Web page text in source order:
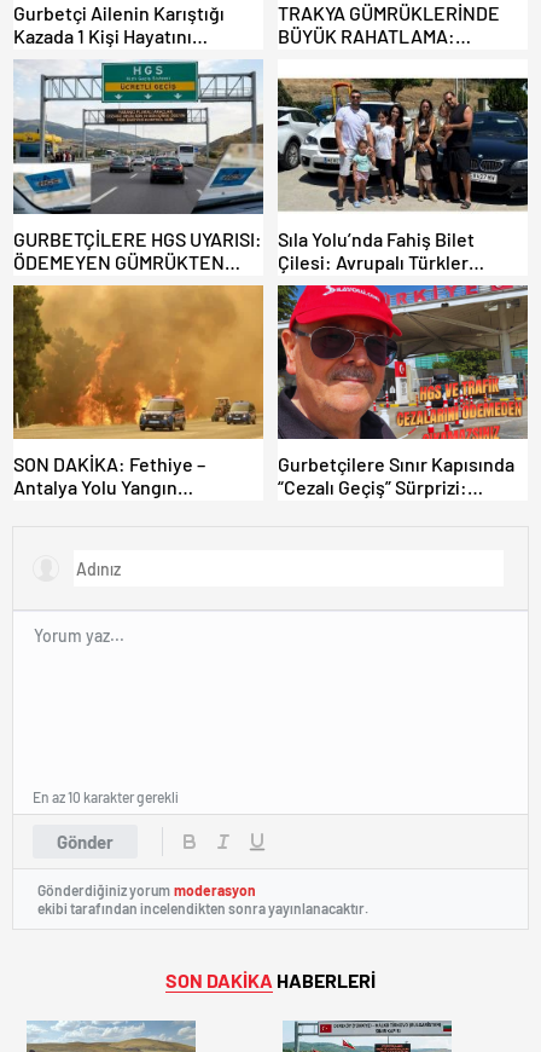
Gurbetçi Ailenin Karıştığı
Kazada 1 Kişi Hayatını
Kaybederken, 7 kişi Yaralandı.
TRAKYA GÜMRÜKLERİNDE
BÜYÜK RAHATLAMA:
ARAÇLARA AÇILIYOR!
GURBETÇİLERE HGS UYARISI:
ÖDEMEYEN GÜMRÜKTEN
ÇIKAMIYOR!
Sıla Yolu’nda Fahiş Bilet
Çilesi: Avrupalı Türkler
Karayollarına Akın Etti,
Gümrükler Kilitlendi!
SON DAKİKA: Fethiye –
Antalya Yolu Yangın
Gurbetçilere Sınır Kapısında
“Cezalı Geçiş” Sürprizi:
Gönder
En az 10 karakter gerekli
Gönderdiğiniz yorum moderasyon
ekibi tarafından incelendikten sonra yayınlanacaktır.
SON DAKİKA HABERLERİ